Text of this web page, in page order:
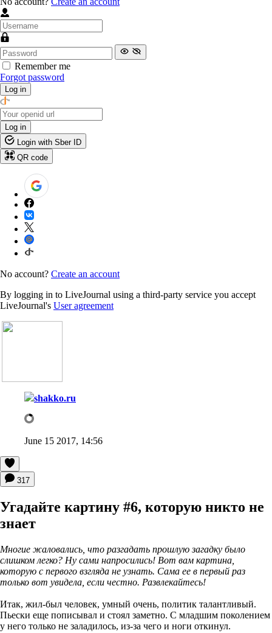
Remember me
Forgot password
Log in
Log in
Login with Sber ID
QR code
No account? Create an account
By logging in to LiveJournal using a third-party service you accept
LiveJournal's User agreement
shakko.ru
June 15 2017, 14:56
317
Угадайте картину #6, которую никто не
знает
Многие жаловались, что разгадать прошлую загадку было
слишком легко? Ну сами напросились! Вот вам картина,
которую с первого взгляда не узнать. Сама ее в первый раз
только вот увидела, если честно. Развлекайтесь!
Итак, жил-был человек, умный очень, политик талантливый.
Пьески еще пописывал и стоял заметно. С младшим поколением
у него только не заладилось, из-за чего и ноги откинул.